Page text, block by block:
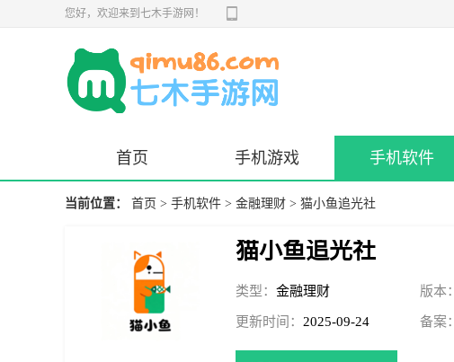
您好，欢迎来到七木手游网！
首页 手机游戏 手机软件
当前位置： 首页 > 手机软件 > 金融理财 > 猫小鱼追光社
猫小鱼追光社
类型： 金融理财 版本：
更新时间： 2025-09-24
11:41:24
备案：